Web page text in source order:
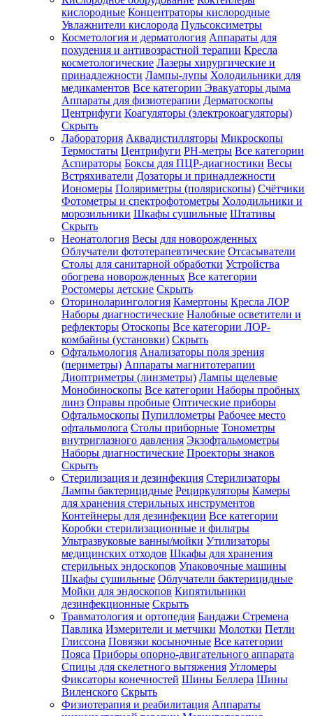
Зарегистрироваться
Зачем
регистрироваться?
Все
покупки
одном
месте
Личный
менеджер
Отслеживание
статуса
заказа
кислородные Концентраторы кислородные
Увлажнители кислорода Пульсоксиметры
Косметология и дерматология Аппараты для
похудения и антивозрастной терапии Кресла
косметологические Лазеры хирургические и
принадлежности Лампы-лупы Холодильники для
медикаментов Все категории Эвакуаторы дыма
Аппараты для физиотерапии Дерматоскопы
Центрифуги Коагуляторы (электрокоагуляторы)
Скрыть
Лаборатория Аквадистилляторы Микроскопы
Термостаты Центрифуги PH-метры Все категории
Аспираторы Боксы для ПЦР-диагностики Весы
Встряхиватели Дозаторы и принадлежности
Иономеры Поляриметры (полярископы) Счётчики
Фотометры и спектрофотометры Холодильники и
морозильники Шкафы сушильные Штативы
Скрыть
Неонатология Весы для новорожденных
Облучатели фототерапевтические Отсасыватели
Столы для санитарной обработки Устройства
обогрева новорожденных Все категории
Ростомеры детские Скрыть
Оториноларингология Камертоны Кресла ЛОР
Наборы диагностические Налобные осветители и
рефлекторы Отоскопы Все категории ЛОР-
комбайны (установки) Скрыть
Офтальмология Анализаторы поля зрения
(периметры) Аппараты магнитотерапии
Диоптриметры (линзметры) Лампы щелевые
Монобиноскопы Все категории Наборы пробных
линз Оправы пробные Оптические приборы
Офтальмоскопы Пупиллометры Рабочее место
офтальмолога Столы приборные Тонометры
внутриглазного давления Экзофтальмометры
Наборы диагностические Проекторы знаков
Скрыть
Стерилизация и дезинфекция Стерилизаторы
Лампы бактерицидные Рециркуляторы Камеры
для хранения стерильных инструментов
Контейнеры для дезинфекции Все категории
Коробки стерилизационные и фильтры
Ультразвуковые ванны/мойки Утилизаторы
медицинских отходов Шкафы для хранения
стерильных эндоскопов Упаковочные машины
Шкафы сушильные Облучатели бактерицидные
Мойки для эндоскопов Кипятильники
дезинфекционные Скрыть
Травматология и ортопедия Бандажи Стремена
Павлика Измерители и метчики Молотки Петли
Глиссона Повязки косыночные Все категории
Пояса Приборы опорно-двигательного аппарата
Спицы для скелетного вытяжения Угломеры
Фиксаторы конечностей Шины Беллера Шины
Виленского Скрыть
Физиотерапия и реабилитация Аппараты